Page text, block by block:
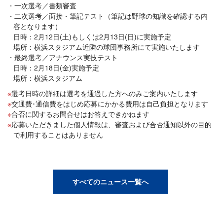
一次選考／書類審査
二次選考／面接・筆記テスト（筆記は野球の知識を確認する内
容となります）
日時：2月12日(土)もしくは2月13日(日)に実施予定
場所：横浜スタジアム近隣の球団事務所にて実施いたします
最終選考／アナウンス実技テスト
日時：2月18日(金)実施予定
場所：横浜スタジアム
選考日時の詳細は選考を通過した方へのみご案内いたします
交通費･通信費をはじめ応募にかかる費用は自己負担となります
合否に関するお問合せはお答えできかねます
応募いただきました個人情報は、審査および合否通知以外の目的
で利用することはありません
すべてのニュース一覧へ